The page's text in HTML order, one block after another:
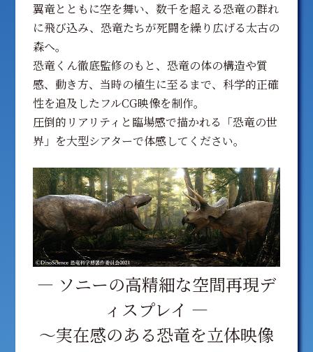
翼竜とともに空を舞い、数千を超える恐竜の群れ
に飛び込み、恐竜たちが死闘を繰り広げる太古の
森へ。
恐竜くん徹底監修のもと、恐竜の体の構造や質
感、動き方、当時の植生に至るまで、科学的正確
性を追及したフルCG映像を制作。
圧倒的リアリティと臨場感で描かれる「恐竜の世
界」を大型シアターで体感してください。
― ソニーの高精細な空間再現デ
ィスプレイ ―
〜実在感のある恐竜を立体映像